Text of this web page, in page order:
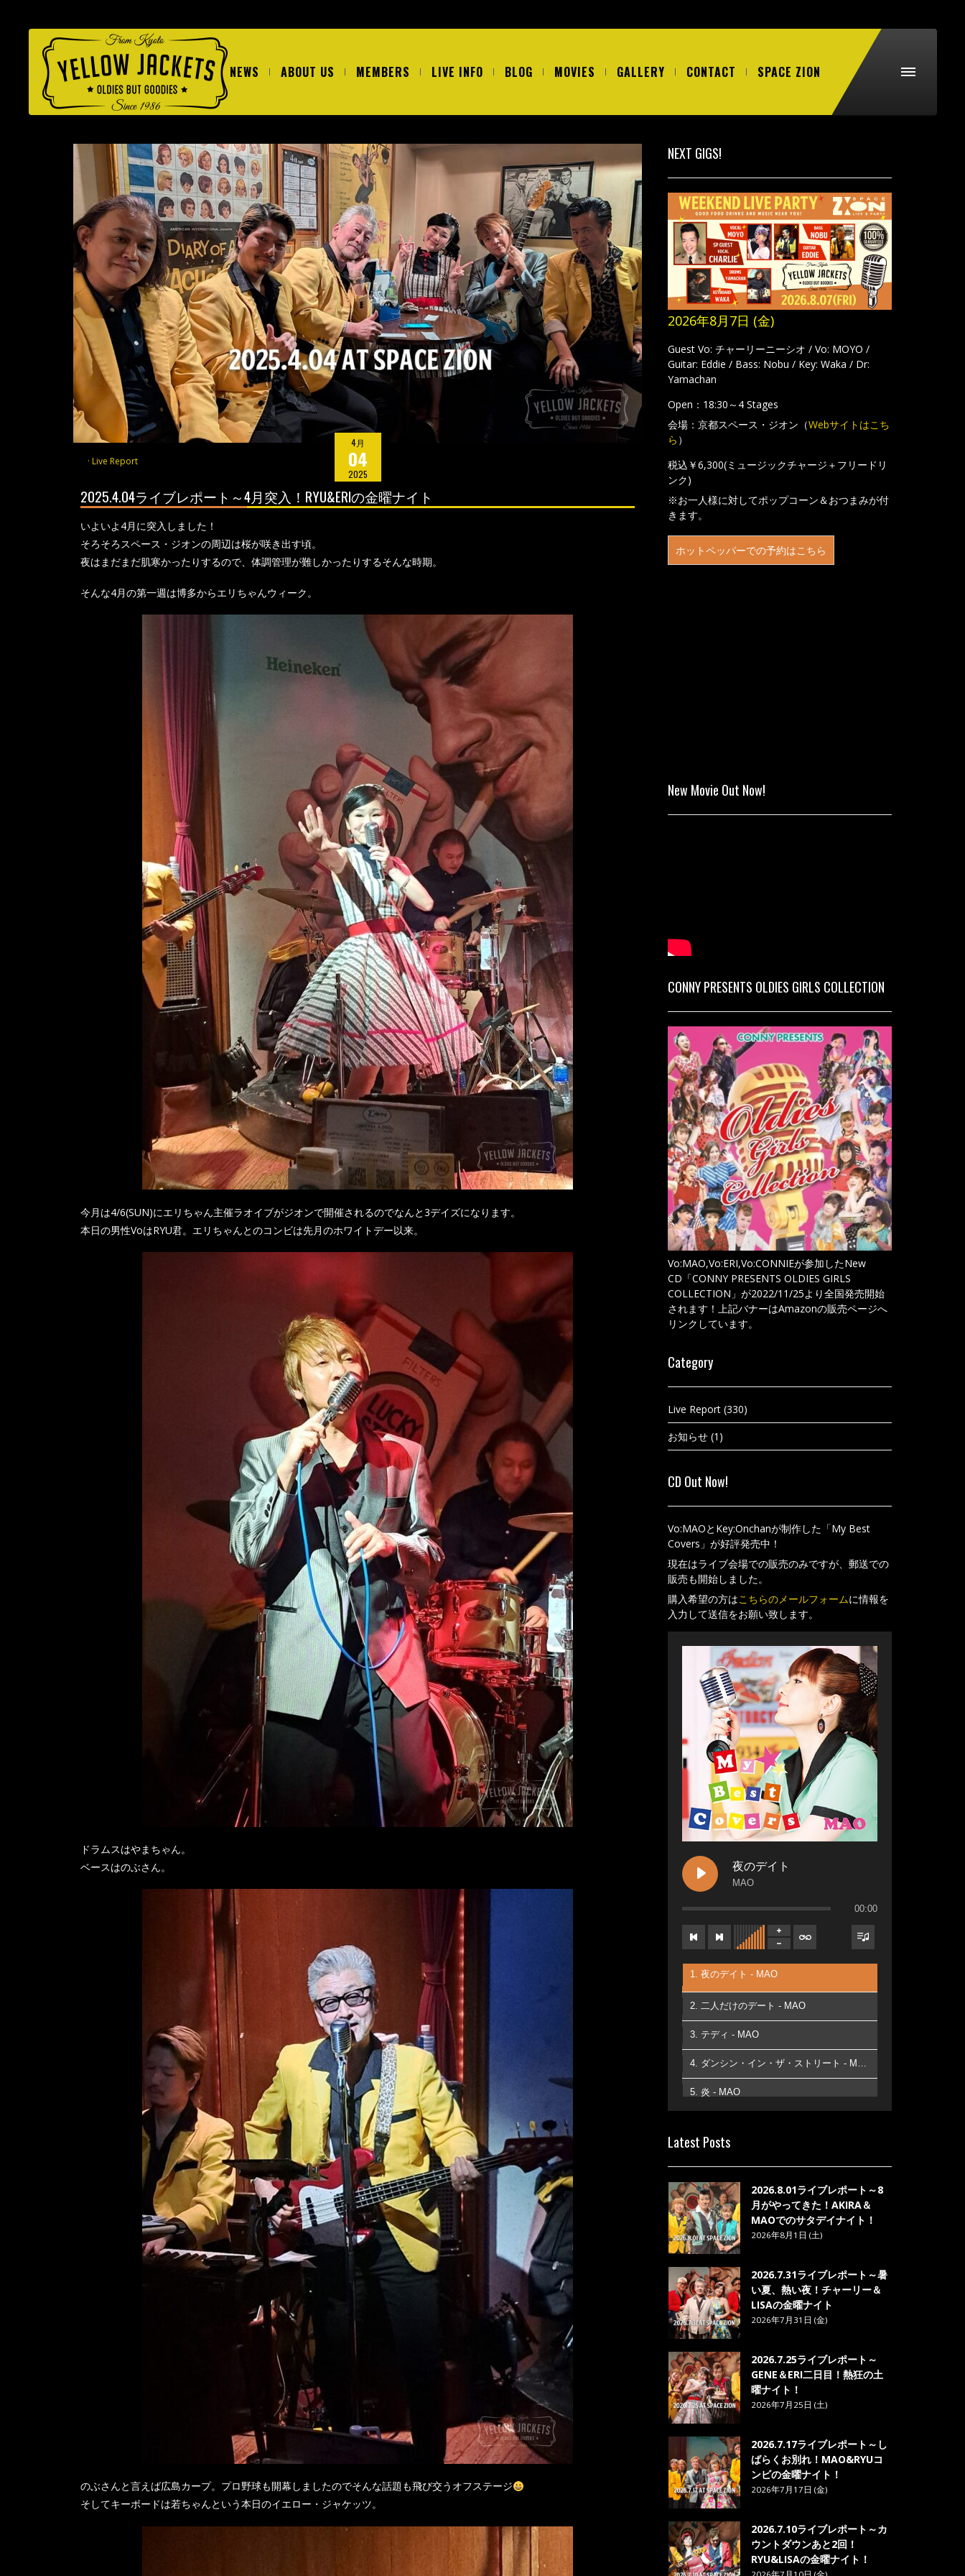
NEWS ABOUT US MEMBERS LIVE INFO BLOG MOVIES GALLERY CONTACT SPACE ZION
4月
04
2025
Live Report
2025.4.04ライブレポート～4月突入！RYU&ERIの金曜ナイト
いよいよ4月に突入しました！
そろそろスペース・ジオンの周辺は桜が咲き出す頃。
夜はまだまだ肌寒かったりするので、体調管理が難しかったりするそんな時期。
そんな4月の第一週は博多からエリちゃんウィーク。
今月は4/6(SUN)にエリちゃん主催ラオイブがジオンで開催されるのでなんと3デイズになります。
本日の男性VoはRYU君。エリちゃんとのコンビは先月のホワイトデー以来。
ドラムスはやまちゃん。
ベースはのぶさん。
のぶさんと言えば広島カープ。プロ野球も開幕しましたのでそんな話題も飛び交うオフステージ
そしてキーボードは若ちゃんという本日のイエロー・ジャケッツ。
NEXT GIGS!
2026年8月7日 (金)
Guest Vo: チャーリーニーシオ / Vo: MOYO /
Guitar: Eddie / Bass: Nobu / Key: Waka / Dr:
Yamachan
Open：18:30～4 Stages
会場：京都スペース・ジオン（Webサイトはこち
ら ）
税込￥6,300(ミュージックチャージ＋フリードリ
ンク)
※お一人様に対してポップコーン＆おつまみが付
きます。
ホットペッパーでの予約はこちら
New Movie Out Now!
CONNY PRESENTS OLDIES GIRLS COLLECTION
Vo:MAO,Vo:ERI,Vo:CONNIEが参加したNew
CD「CONNY PRESENTS OLDIES GIRLS
COLLECTION」が2022/11/25より全国発売開始
されます！上記バナーはAmazonの販売ページへ
リンクしています。
Category
Live Report (330)
お知らせ (1)
CD Out Now!
Vo:MAOとKey:Onchanが制作した「My Best
Covers」が好評発売中！
現在はライブ会場での販売のみですが、郵送での
販売も開始しました。
購入希望の方はこちらのメールフォームに情報を
入力して送信をお願い致します。
夜のデイト
MAO
00:00
1. 夜のデイト - MAO
2. 二人だけのデート - MAO
3. テディ - MAO
4. ダンシン・イン・ザ・ストリート - MAO
5. 炎 - MAO
7. ベストフレンド - MAO
Latest Posts
2026.8.01ライブレポート～8
月がやってきた！AKIRA＆
MAOでのサタデイナイト！
2026年8月1日 (土)
2026.7.31ライブレポート～暑
い夏、熱い夜！チャーリー＆
LISAの金曜ナイト
2026年7月31日 (金)
2026.7.25ライブレポート～
GENE＆ERI二日目！熱狂の土
曜ナイト！
2026年7月25日 (土)
2026.7.17ライブレポート～し
ばらくお別れ！MAO&RYUコ
ンビの金曜ナイト！
2026年7月17日 (金)
2026.7.10ライブレポート～カ
ウントダウンあと2回！
RYU&LISAの金曜ナイト！